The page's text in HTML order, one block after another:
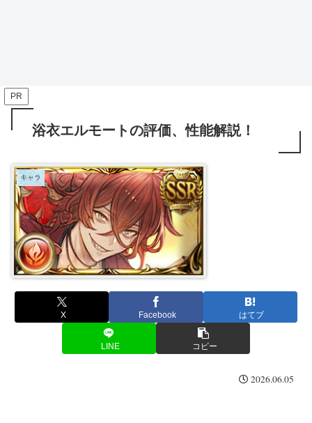
PR
浴衣エルモートの評価、性能解説！
キャラ
X Facebook はてブ
LINE コピー
2026.06.05